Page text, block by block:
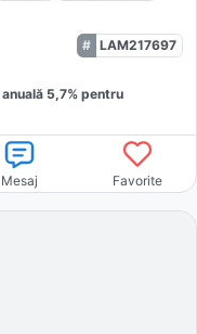
LAM217697
anuală 5,7% pentru
Mesaj Favorite